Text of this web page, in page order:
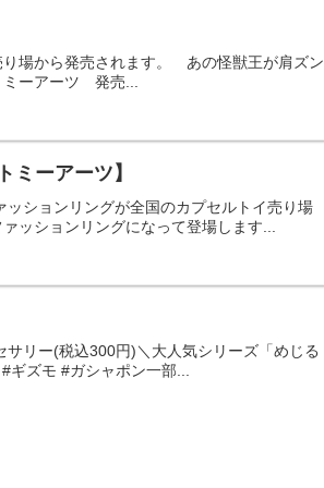
場から発売されます。 あの怪獣王が肩ズン
ーツ 発売...
ーアーツ】
ションリングが全国のカプセルトイ売り場
ッションリングになって登場します...
リー(税込300円)＼大人気シリーズ「めじる
ズモ #ガシャポン一部...